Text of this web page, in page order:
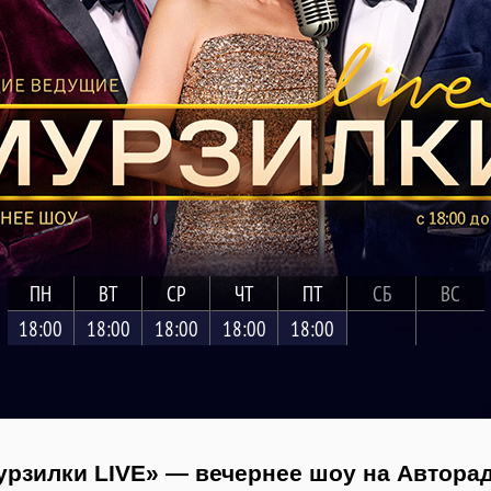
ПН ВТ СР ЧТ ПТ СБ
ВС
18:00
18:00 18:00 18:00 18:00
LIVE» — вечернее шоу на